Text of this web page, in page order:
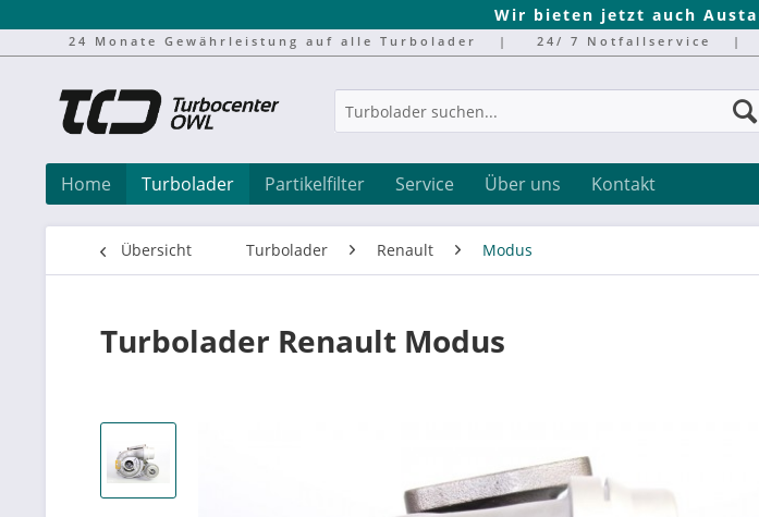
Wir bieten jetzt auch
24 Monate Gewährleistung auf alle Turbolader | 24/ 7 Notfallservice |
Home Turbolader Partikelfilter Service Über uns Kontakt
Übersicht Turbolader Renault Modus
Turbolader Renault Modus